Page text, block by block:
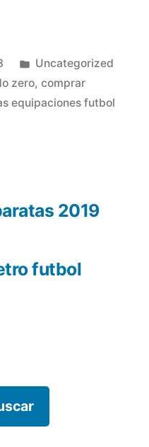
Publicado
en
Uncategorized
zero, comprar
equipaciones futbol
futbol
2019